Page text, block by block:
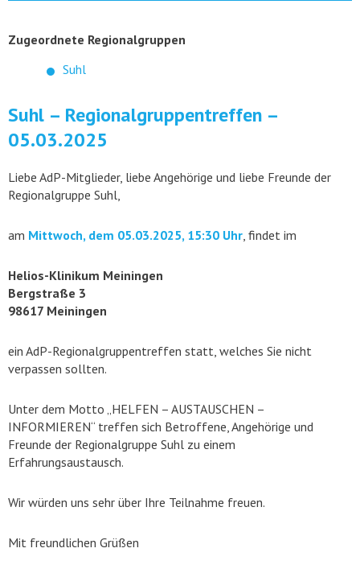
Zugeordnete Regionalgruppen
Suhl
Suhl – Regionalgruppentreffen –
05.03.2025
Liebe AdP-Mitglieder, liebe Angehörige und liebe Freunde der
Regionalgruppe Suhl,
am Mittwoch, dem 05.03.2025, 15:30 Uhr, findet im
Helios-Klinikum Meiningen
Bergstraße 3
98617 Meiningen
ein AdP-Regionalgruppentreffen statt, welches Sie nicht
verpassen sollten.
Unter dem Motto „HELFEN – AUSTAUSCHEN –
INFORMIEREN“ treffen sich Betroffene, Angehörige und
Freunde der Regionalgruppe Suhl zu einem
Erfahrungsaustausch.
Wir würden uns sehr über Ihre Teilnahme freuen.
Mit freundlichen Grüßen